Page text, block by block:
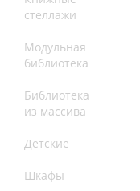
стеллажи
Модульная
библиотека
Библиотека
из массива
Детские
Шкафы